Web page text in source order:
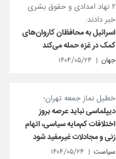
۲ نهاد امدادی و حقوق بشری
خبر دادند:
اسرائیل به محافظان کاروان‌های
کمک‌ در غزه حمله می‌کند
جهان ۱۴۰۴/۰۵/۲۴
خطیل نماز جمعه تهران؛
دیپلماسی نباید عرصه بروز
اختلافات کم‌مایه‌ سیاسی، اتهام
زنی‌ و مجادلات غیرمفید شود
سیاست ۱۴۰۴/۰۵/۲۴